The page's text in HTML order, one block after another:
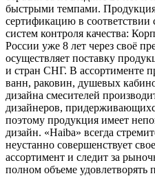
быстрыми темпами.
сертификацию в
систем контроля качества:
России уже 8 лет через своё
осуществляет поставку
и стран СНГ. В ассортименте
ванн, раковин, душевых
дизайна смесителей
дизайнеров,
поэтому продукция имеет
дизайн. «Haiba» всегда
неустанно совершенствует
ассортимент и следит за
полном объеме удовлетворять